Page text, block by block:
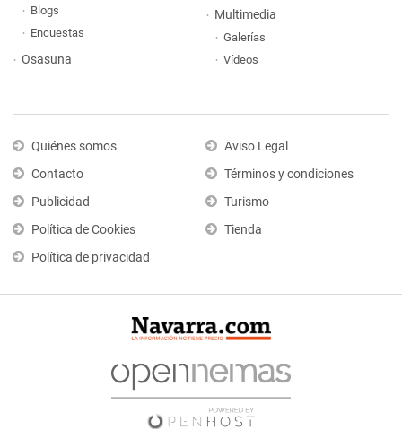
Blogs
Encuestas
Osasuna
Multimedia
Galerías
Vídeos
Quiénes somos
Contacto
Publicidad
Política de Cookies
Política de privacidad
Aviso Legal
Términos y condiciones
Turismo
Tienda